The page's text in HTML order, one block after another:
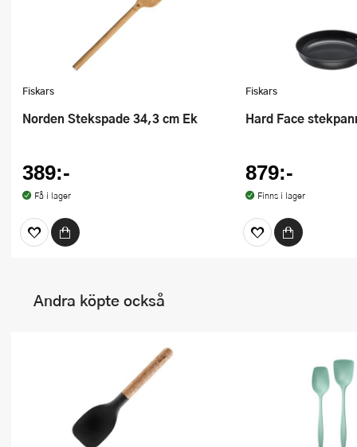
Fiskars
Norden Stekspade 34,3 cm Ek
389:-
Få i lager
Fiskars
Hard Face
879:-
Finns i lager
Andra köpte också